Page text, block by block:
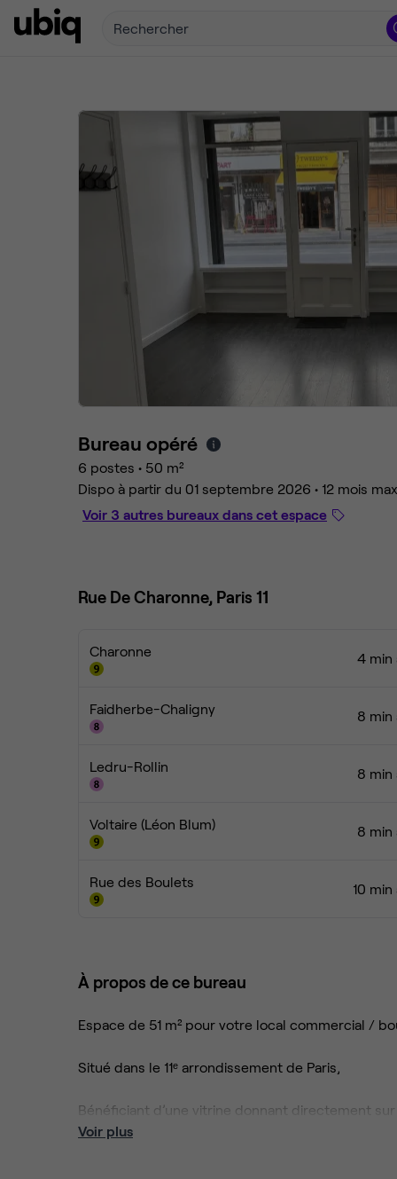
Rechercher
Bureau opéré
6 postes • 50 m²
Dispo à partir du 01 septembre 2026 • 12 mois max
Voir 3 autres bureaux dans cet espace
Rue De Charonne, Paris 11
Charonne 4 min
Faidherbe-Chaligny 8 min
Ledru-Rollin 8 min
Voltaire (Léon Blum) 8 min
Rue des Boulets
10
À propos de ce bureau
Espace de 51 m² pour votre local commercial /
Situé dans le 11ᵉ arrondissement de Paris,
Bénéficiant d’une vitrine donnant directement
pour accueillir vos projets commerciaux et
Voir plus